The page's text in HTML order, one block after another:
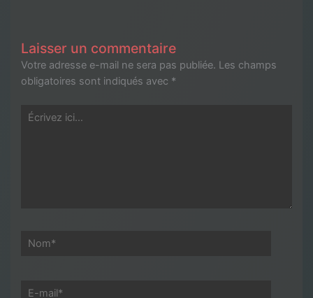
Laisser un commentaire
Votre adresse e-mail ne sera pas publiée. Les champs
obligatoires sont indiqués avec *
Écrivez
Nom*
E-